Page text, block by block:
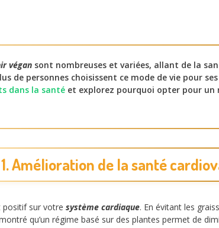
végan sont nombreuses et variées, allant de la
de personnes choisissent ce mode de vie pour
dans la santé et explorez pourquoi opter pour
1. Amélioration de la santé
positif sur votre système cardiaque. En évitant les
qu’un régime basé sur des plantes permet de